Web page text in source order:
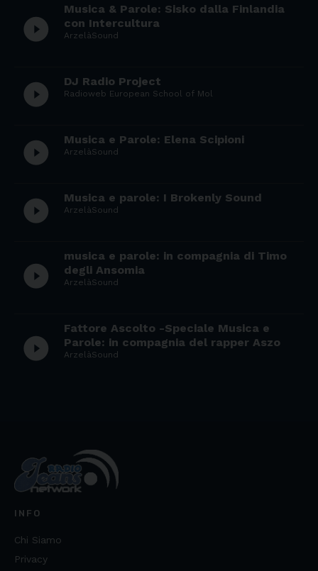
play_circle_filled
Musica & Parole: Sisko dalla Finlandia
con Intercultura
ArzelàSound
play_circle_filled DJ Radio Project
Radioweb European School of Mol
play_circle_filled Musica e Parole: Elena Scipioni
ArzelàSound
play_circle_filled Musica e parole: I Brokenly Sound
ArzelàSound
play_circle_filled
musica e parole: in compagnia di Timo
degli Ansomia
ArzelàSound
play_circle_filled
Fattore Ascolto -Speciale Musica e
Parole: in compagnia del rapper Aszo
ArzelàSound
INFO
Chi Siamo
Privacy